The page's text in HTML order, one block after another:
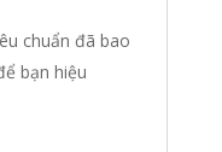
chuẩn đã bao
bạn hiệu